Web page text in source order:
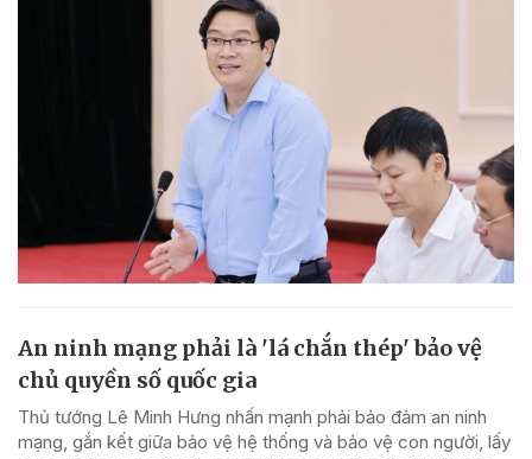
An ninh mạng phải là 'lá chắn thép' bảo vệ
chủ quyền số quốc gia
Thủ tướng Lê Minh Hưng nhấn mạnh phải bảo đảm an ninh
mạng, gắn kết giữa bảo vệ hệ thống và bảo vệ con người, lấy